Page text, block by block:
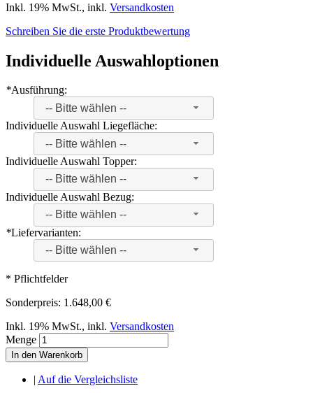
Inkl. 19% MwSt., inkl. Versandkosten
Schreiben Sie die erste Produktbewertung
Individuelle Auswahloptionen
*Ausführung:
-- Bitte wählen --
Individuelle Auswahl Liegefläche:
-- Bitte wählen --
Individuelle Auswahl Topper:
-- Bitte wählen --
Individuelle Auswahl Bezug:
-- Bitte wählen --
*Liefervarianten:
-- Bitte wählen --
* Pflichtfelder
Sonderpreis: 1.648,00 €
Inkl. 19% MwSt., inkl. Versandkosten
Menge
In den Warenkorb
| Auf die Vergleichsliste